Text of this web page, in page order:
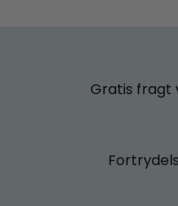
Gratis fragt